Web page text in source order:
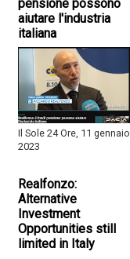
pensione possono
aiutare l'industria
italiana
Il Sole 24 Ore, 11 gennaio
2023
Realfonzo:
Alternative
Investment
Opportunities still
limited in Italy